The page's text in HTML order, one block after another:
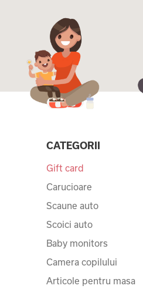
CATEGORII
Gift card
Carucioare
Scaune auto
Scoici auto
Baby monitors
Camera copilului
Articole pentru masa